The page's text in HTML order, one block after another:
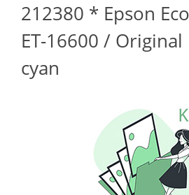
212380 * Epson
ET-16600 /
cyan